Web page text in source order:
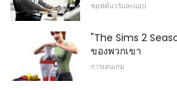
ซอฟต์แวร์และแอป
"The Sims 2
ของพวกเขา
การเล่นเกม